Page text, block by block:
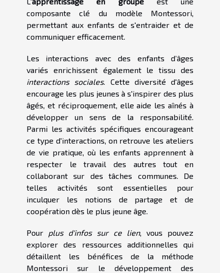
composante clé du modèle Montessori,
permettant aux enfants de s'entraider et de
communiquer efficacement.
Les interactions avec des enfants d’âges
variés enrichissent également le tissu des
interactions sociales. Cette diversité d'âges
encourage les plus jeunes à s'inspirer des plus
âgés, et réciproquement, elle aide les aînés à
développer un sens de la responsabilité.
Parmi les activités spécifiques encourageant
ce type d'interactions, on retrouve les ateliers
de vie pratique, où les enfants apprennent à
respecter le travail des autres tout en
collaborant sur des tâches communes. De
telles activités sont essentielles pour
inculquer les notions de partage et de
coopération dès le plus jeune âge.
Pour plus d'infos sur ce lien, vous pouvez
explorer des ressources additionnelles qui
détaillent les bénéfices de la méthode
Montessori sur le développement des